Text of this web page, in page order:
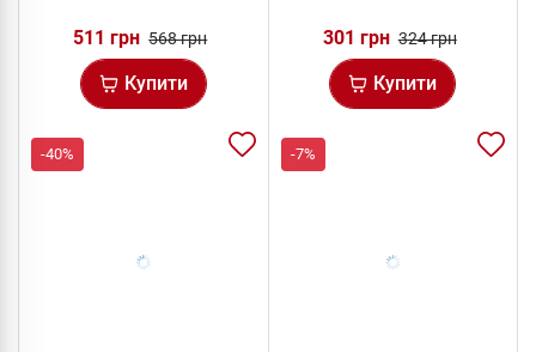
511 грн 568 грн
Купити
301 грн 324 грн
Купити
-40% -7%